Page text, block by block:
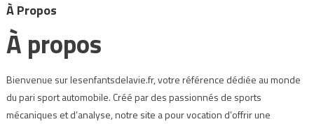
À Propos
À propos
Bienvenue sur lesenfantsdelavie.fr, votre référence dédiée au monde
du pari sport automobile. Créé par des passionnés de sports
mécaniques et d’analyse, notre site a pour vocation d’offrir une